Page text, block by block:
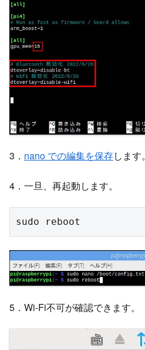
3． nano での編集を保存します。
4．一旦、再起動します。
sudo reboot
5．Wi-Fi不可が確認できます。